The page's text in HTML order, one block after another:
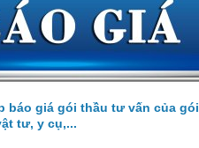
báo giá gói thầu tư vấn của gói
tư, y cụ,...